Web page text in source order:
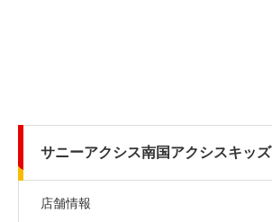
サニーアクシス南国アクシスキッズ
店舗情報